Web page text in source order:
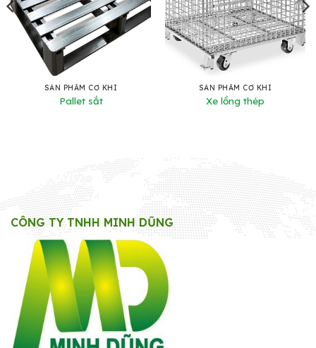
SẢN PHẨM CƠ KHÍ
Pallet sắt
SẢN PHẨM CƠ KHÍ
Xe lồng thép
CÔNG TY TNHH MINH DŨNG